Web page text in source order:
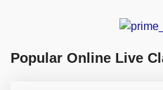
Popular Online Live